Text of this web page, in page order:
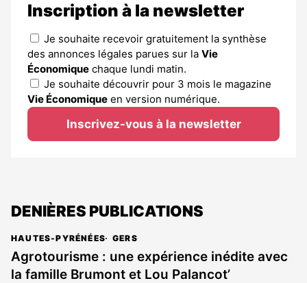
Inscription à la newsletter
Je souhaite recevoir gratuitement la synthèse
des annonces légales parues sur la Vie
Économique chaque lundi matin.
Je souhaite découvrir pour 3 mois le magazine
Vie Économique en version numérique.
Inscrivez-vous à la newsletter
DENIÈRES PUBLICATIONS
HAUTES-PYRÉNÉES GERS
Agrotourisme : une expérience inédite avec
la famille Brumont et Lou Palancot’